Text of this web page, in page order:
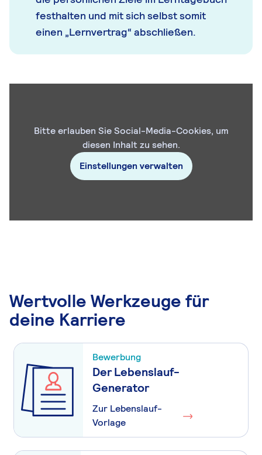
festhalten und mit sich selbst somit
einen „Lernvertrag“ abschließen.
Bitte erlauben Sie Social-Media-Cookies, um
diesen Inhalt zu sehen.
Einstellungen verwalten
Wertvolle Werkzeuge für
deine Karriere
Bewerbung
Der Lebenslauf-
Generator
Zur Lebenslauf-
Vorlage